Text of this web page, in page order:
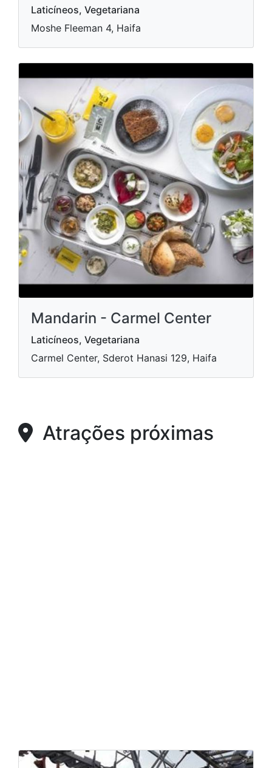
Laticíneos, Vegetariana
Moshe Fleeman 4, Haifa
Mandarin - Carmel Center
Laticíneos, Vegetariana
Carmel Center, Sderot Hanasi 129, Haifa
Atrações próximas